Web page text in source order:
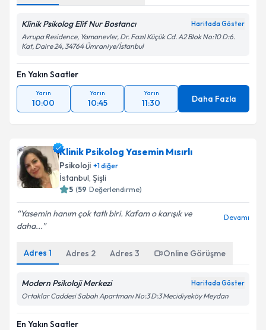
Klinik Psikolog Elif Nur Bostancı Haritada Göster
Avrupa Residence, Yamanevler, Dr. Fazıl Küçük Cd. A2 Blok No:10 D:6.
Kat, Daire 24, 34764 Ümraniye/İstanbul
En Yakın Saatler
Yarın
10:00
Yarın
10:45
Yarın
11:30 Daha Fazla
Klinik Psikolog Yasemin Mısırlı
Psikoloji +1diğer
İstanbul, Şişli
5 (59 Değerlendirme)
Yasemin hanım çok tatlı biri. Kafam o karışık ve
daha...
Devamı
Adres 1 Adres 2 Adres 3 Online Görüşme
Modern Psikoloji Merkezi Haritada Göster
Ortaklar Caddesi Sabah Apartmanı No:3 D:3 Mecidiyeköy Meydan
En Yakın Saatler